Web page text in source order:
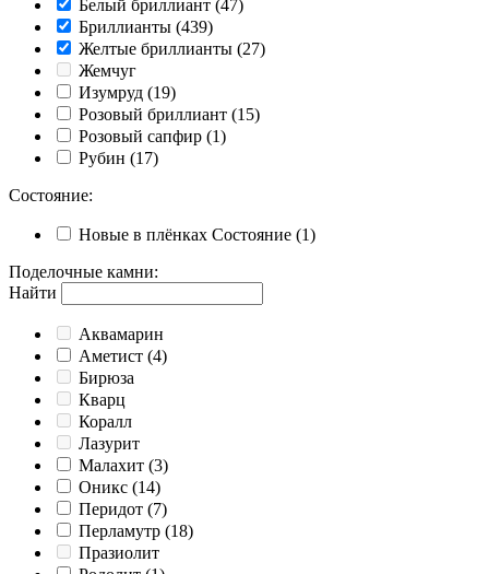
Белый бриллиант (47)
Бриллианты (439)
Желтые бриллианты (27)
Жемчуг
Изумруд (19)
Розовый бриллиант (15)
Розовый сапфир (1)
Рубин (17)
Состояние:
Новые в плёнках Состояние (1)
Поделочные камни:
Найти
Аквамарин
Аметист (4)
Бирюза
Кварц
Коралл
Лазурит
Малахит (3)
Оникс (14)
Перидот (7)
Перламутр (18)
Празиолит